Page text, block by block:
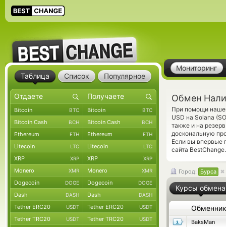
Мониторинг
Обмен
При помощи
USD на Solana
также и на
доскональную
Если вы впервые
сайта BestChange.
Город: Бурса
Курсы обмена
Обменник
BaksMan
Таблица Список Популярное
Bitcoin BTC Bitcoin BTC
Bitcoin Cash BCH Bitcoin Cash BCH
Ethereum ETH Ethereum ETH
Litecoin LTC Litecoin LTC
XRP XRP XRP XRP
Monero XMR Monero XMR
Dogecoin DOGE Dogecoin DOGE
Dash DASH Dash DASH
Tether ERC20 USDT Tether ERC20 USDT
Tether TRC20 USDT Tether TRC20 USDT